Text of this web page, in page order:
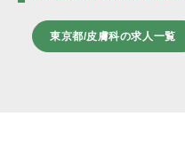
東京都/皮膚科の求人一覧